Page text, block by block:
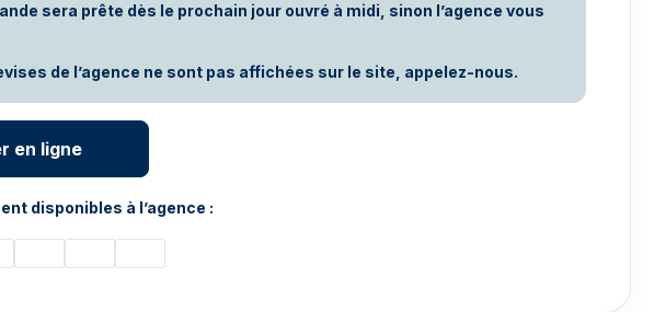
sera prête dès le prochain jour ouvré à midi, sinon l’agence vous
de l’agence ne sont pas affichées sur le site, appelez-nous.
en ligne
disponibles à l’agence :